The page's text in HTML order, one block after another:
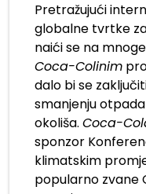
Pretražujući
globalne tvrtke
naići se na
Coca-Colinim
dalo bi se
smanjenju
okoliša. Coca-
sponzor
klimatskim
popularno zvane